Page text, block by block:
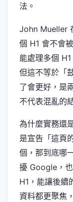
法。
John Mueller
個 H1 會不會
能處理多個
但這不等於「
了會更好，是
不代表混亂的
為什麼實務還
是宣告「這頁
個，那到底哪
擾 Google，
H1，能讓後續
資料都更聚焦